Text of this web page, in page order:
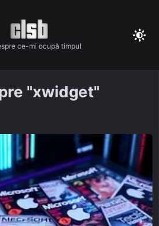
ce-mi ocupă timpul
"xwidget"